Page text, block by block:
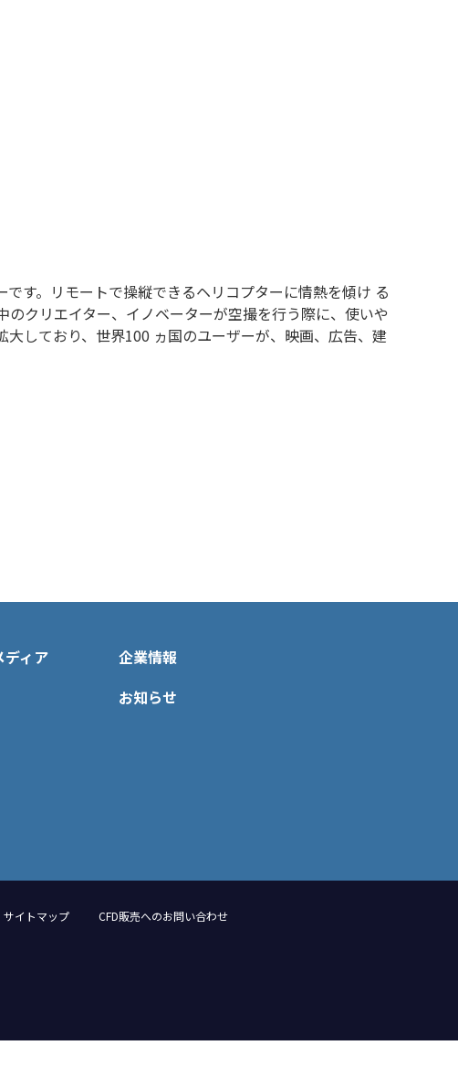
す。リモートで操縦できるヘリコプターに情熱を傾け る
クリエイター、イノベーターが空撮を行う際に、使いや
しており、世界100 ヵ国のユーザーが、映画、広告、建
ディア
企業情報
お知らせ
サイトマップ CFD販売へのお問い合わせ